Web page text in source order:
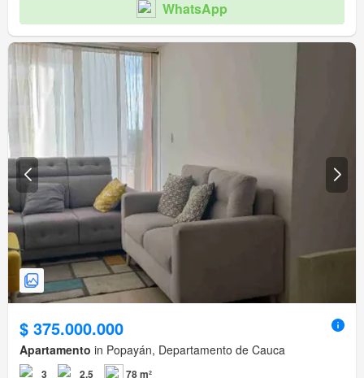
WhatsApp
$ 375.000.000
Apartamento in Popayán, Departamento de Cauca
3 2,5 78 m²